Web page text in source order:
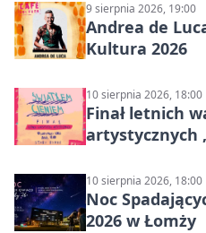
9 sierpnia 2026, 19:00
Andrea de
Kultura 2026
10 sierpnia 2026, 18:00
Finał letnich
artystycznych
10 sierpnia 2026, 18:00
Noc
2026 w Łomży